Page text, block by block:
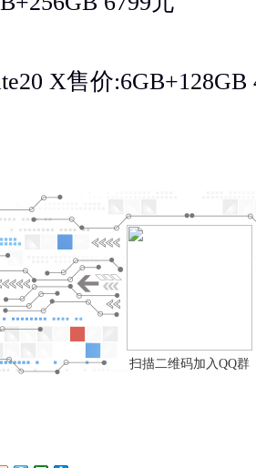
X售价:6GB+128GB
扫描二维码加入QQ群